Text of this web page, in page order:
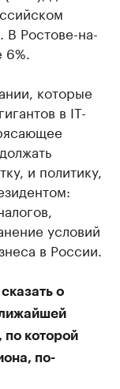
В Ростове-на-
6%.
которые
в IT-
и политику,
условий
в России.
о
по которой
по-